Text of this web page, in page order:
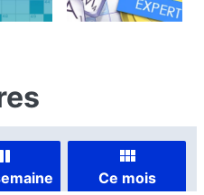
Ce mois